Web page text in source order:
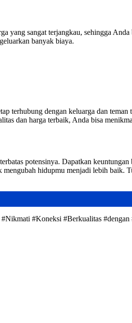
yang sangat terjangkau, sehingga Anda
banyak biaya.
terhubung dengan keluarga dan teman
dan harga terbaik, Anda bisa
potensinya. Dapatkan
hidupmu menjadi lebih baik.
#Koneksi #Berkualitas #dengan